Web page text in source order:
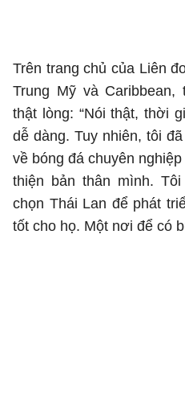
Trên trang chủ của Liên
Trung Mỹ và
thật lòng: “Nói thật, thời
dễ dàng. Tuy nhiên, tôi
về bóng đá chuyên
thiện bản thân mình.
chọn Thái Lan để phát
tốt cho họ. Một nơi để có